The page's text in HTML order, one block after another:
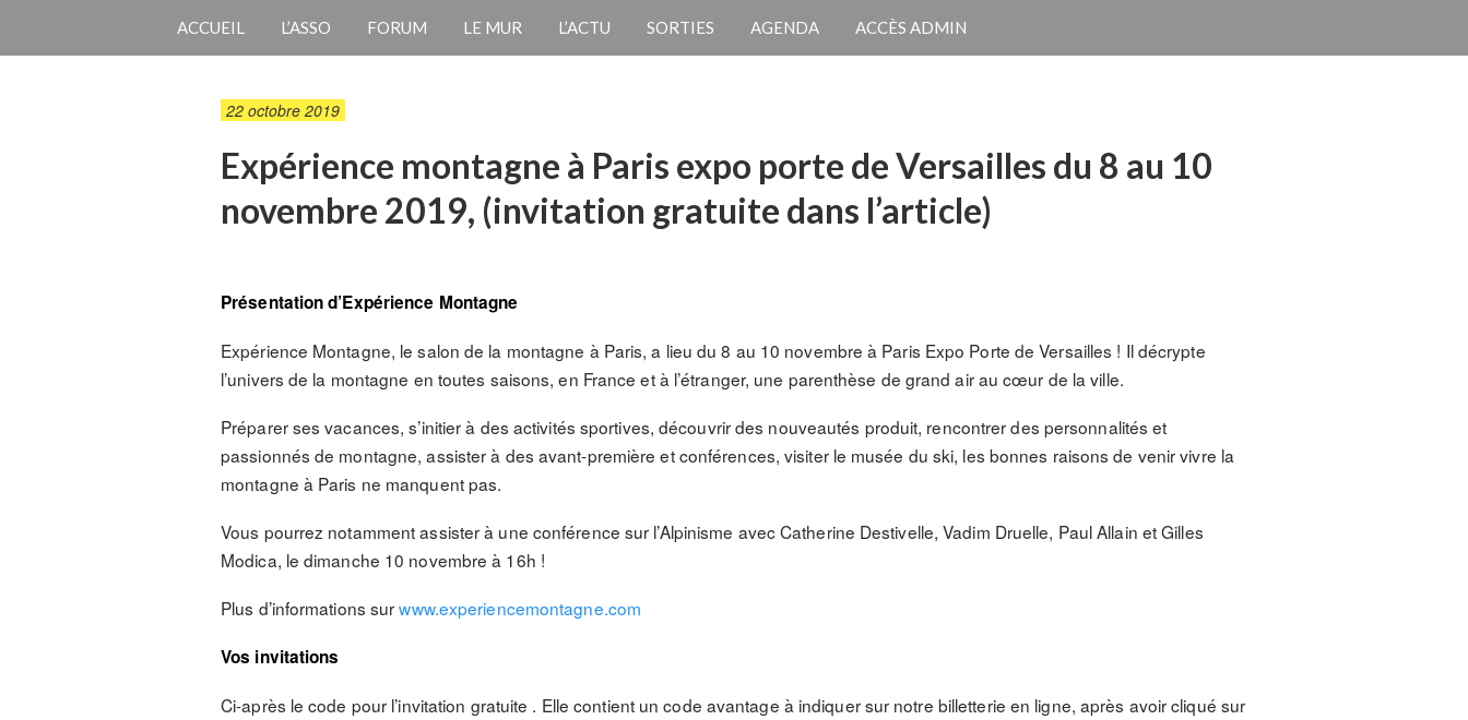
ACCUEIL L’ASSO FORUM LE MUR L’ACTU SORTIES AGENDA ACCÈS ADMIN
22 octobre 2019
Expérience montagne à Paris expo porte de Versailles du 8 au 10
novembre 2019, (invitation gratuite dans l’article)
Présentation d’Expérience Montagne
Expérience Montagne, le salon de la montagne à Paris, a lieu du 8 au 10 novembre à Paris Expo Porte de Versailles ! Il décrypte
l’univers de la montagne en toutes saisons, en France et à l’étranger, une parenthèse de grand air au cœur de la ville.
Préparer ses vacances, s’initier à des activités sportives, découvrir des nouveautés produit, rencontrer des personnalités et
passionnés de montagne, assister à des avant-première et conférences, visiter le musée du ski, les bonnes raisons de venir vivre la
montagne à Paris ne manquent pas.
Vous pourrez notamment assister à une conférence sur l’Alpinisme avec Catherine Destivelle, Vadim Druelle, Paul Allain et Gilles
Modica, le dimanche 10 novembre à 16h !
Plus d’informations surwww.experiencemontagne.com
Vos invitations
Ci-après le code pour l’invitation gratuite . Elle contient un code avantage à indiquer sur notre billetterie en ligne, après avoir cliqué sur